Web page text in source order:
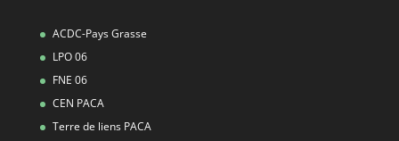
ACDC-Pays Grasse
LPO 06
FNE 06
CEN PACA
Terre de liens PACA